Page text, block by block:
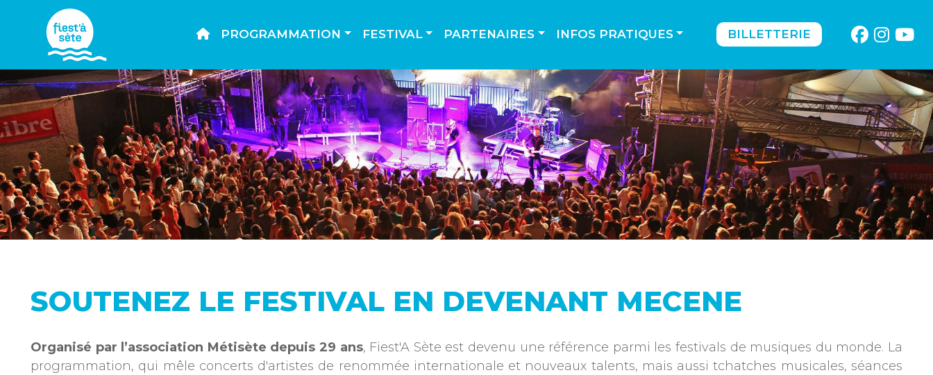
PROGRAMMATION FESTIVAL PARTENAIRES INFOS PRATIQUES BILLETTERIE
SOUTENEZ LE FESTIVAL EN DEVENANT MECENE
Organisé par l’association Métisète depuis 29 ans, Fiest'A Sète est devenu une référence parmi les festivals de musiques du monde. La
programmation, qui mêle concerts d'artistes de renommée internationale et nouveaux talents, mais aussi tchatches musicales, séances